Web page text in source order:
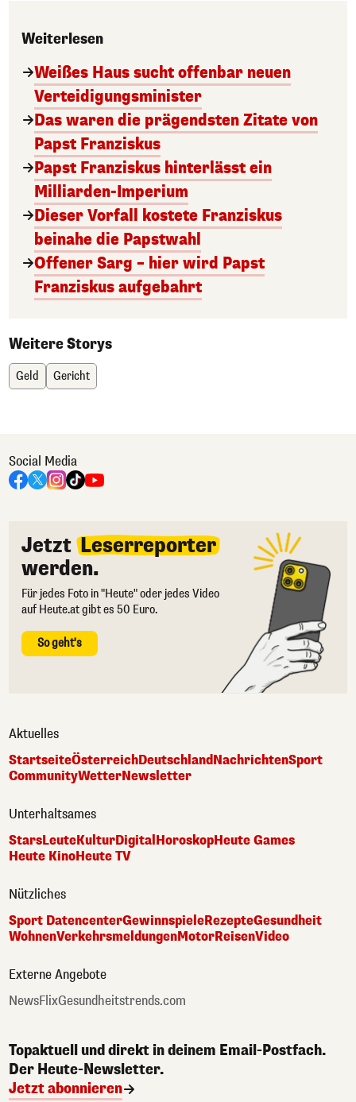
Weiterlesen
Weißes Haus sucht offenbar neuen
Verteidigungsminister
Das waren die prägendsten Zitate von
Papst Franziskus
Papst Franziskus hinterlässt ein
Milliarden-Imperium
Dieser Vorfall kostete Franziskus
beinahe die Papstwahl
Offener Sarg – hier wird Papst
Franziskus aufgebahrt
Weitere Storys
Geld Gericht
Social Media
Jetzt Leserreporter
werden.
Für jedes Foto in "Heute" oder jedes Video
auf Heute.at gibt es 50 Euro.
So geht's
Aktuelles
StartseiteÖsterreichDeutschlandNachrichtenSport
CommunityWetterNewsletter
Unterhaltsames
StarsLeuteKulturDigitalHoroskopHeute Games
Heute KinoHeute TV
Nützliches
Sport DatencenterGewinnspieleRezepteGesundheit
WohnenVerkehrsmeldungenMotorReisenVideo
Externe Angebote
NewsFlixGesundheitstrends.com
Topaktuell und direkt in deinem Email-Postfach.
Der Heute-Newsletter.
Jetzt abonnieren